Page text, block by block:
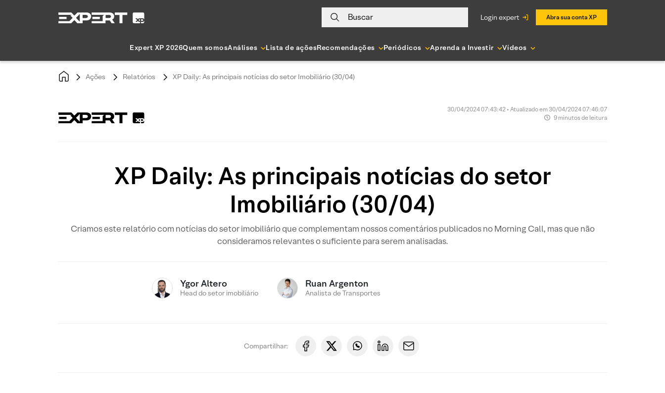
Buscar login expert Abra sua conta XP
Expert XP 2026Quem somosAnálises Lista de açõesRecomendações Periódicos Aprenda a Investir Vídeos
Ações Relatórios XP Daily: As principais notícias do setor Imobiliário (30/04)
30/04/2024 07:43:42 • Atualizado em 30/04/2024 07:46:07
9 minutos de leitura
XP Daily: As principais notícias do setor
Imobiliário (30/04)
Criamos este relatório com notícias do setor imobiliário que complementam nossos comentários publicados no Morning Call, mas que não
consideramos relevantes o suficiente para serem analisadas.
Ygor Altero
Head do setor imobiliário
Ruan Argenton
Analista de Transportes
Compartilhar: